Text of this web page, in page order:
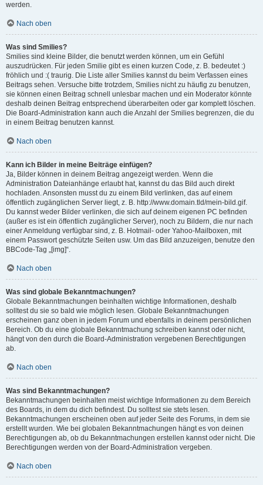
werden.
Nach oben
Was sind Smilies?
Smilies sind kleine Bilder, die benutzt werden können, um ein Gefühl
auszudrücken. Für jeden Smilie gibt es einen kurzen Code, z. B. bedeutet :)
fröhlich und :( traurig. Die Liste aller Smilies kannst du beim Verfassen eines
Beitrags sehen. Versuche bitte trotzdem, Smilies nicht zu häufig zu benutzen,
sie können einen Beitrag schnell unlesbar machen und ein Moderator könnte
deshalb deinen Beitrag entsprechend überarbeiten oder gar komplett löschen.
Die Board-Administration kann auch die Anzahl der Smilies begrenzen, die du
in einem Beitrag benutzen kannst.
Nach oben
Kann ich Bilder in meine Beiträge einfügen?
Ja, Bilder können in deinem Beitrag angezeigt werden. Wenn die
Administration Dateianhänge erlaubt hat, kannst du das Bild auch direkt
hochladen. Ansonsten musst du zu einem Bild verlinken, das auf einem
öffentlich zugänglichen Server liegt, z. B. http://www.domain.tld/mein-bild.gif.
Du kannst weder Bilder verlinken, die sich auf deinem eigenen PC befinden
(außer es ist ein öffentlich zugänglicher Server), noch zu Bildern, die nur nach
einer Anmeldung verfügbar sind, z. B. Hotmail- oder Yahoo-Mailboxen, mit
einem Passwort geschützte Seiten usw. Um das Bild anzuzeigen, benutze den
BBCode-Tag „[img]“.
Nach oben
Was sind globale Bekanntmachungen?
Globale Bekanntmachungen beinhalten wichtige Informationen, deshalb
solltest du sie so bald wie möglich lesen. Globale Bekanntmachungen
erscheinen ganz oben in jedem Forum und ebenfalls in deinem persönlichen
Bereich. Ob du eine globale Bekanntmachung schreiben kannst oder nicht,
hängt von den durch die Board-Administration vergebenen Berechtigungen
ab.
Nach oben
Was sind Bekanntmachungen?
Bekanntmachungen beinhalten meist wichtige Informationen zu dem Bereich
des Boards, in dem du dich befindest. Du solltest sie stets lesen.
Bekanntmachungen erscheinen oben auf jeder Seite des Forums, in dem sie
erstellt wurden. Wie bei globalen Bekanntmachungen hängt es von deinen
Berechtigungen ab, ob du Bekanntmachungen erstellen kannst oder nicht. Die
Berechtigungen werden von der Board-Administration vergeben.
Nach oben